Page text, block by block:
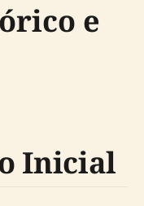
e
Inicial